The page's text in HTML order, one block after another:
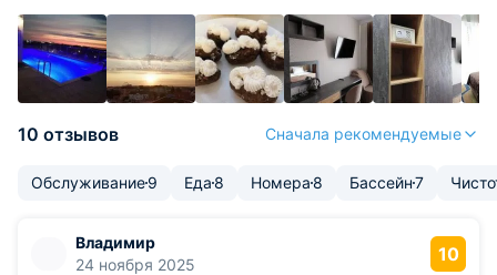
10 отзывов Сначала рекомендуемые
Обслуживание9 Еда 8 Номера 8 Бассейн7
Владимир
24 ноября 2025
10